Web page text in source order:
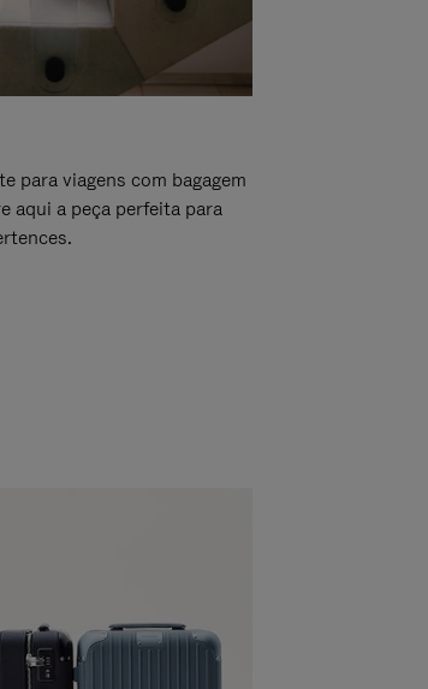
para viagens com bagagem
aqui a peça perfeita para